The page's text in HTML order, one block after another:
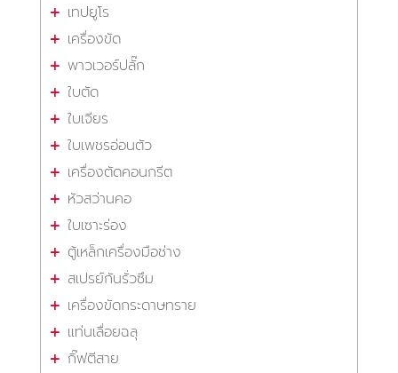
เทปยูโร
เครื่องขัด
พาวเวอร์ปลั๊ก
ใบตัด
ใบเจียร
ใบเพชรอ่อนตัว
เครื่องตัดคอนกรีต
หัวสว่านคอ
ใบเซาะร่อง
ตู้เหล็กเครื่องมือช่าง
สเปรย์กันรั่วซึม
เครื่องขัดกระดาษทราย
แท่นเลื่อยฉลุ
กิ๊ฟตีสาย